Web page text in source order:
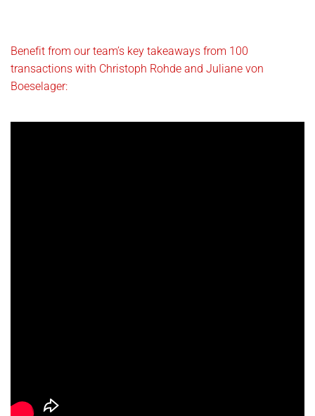
Benefit from our team’s key takeaways from 100
transactions with Christoph Rohde and Juliane von
Boeselager: